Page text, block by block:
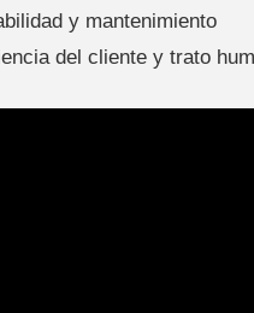
y mantenimiento
del cliente y trato